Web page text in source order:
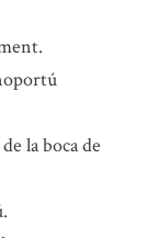
la boca de